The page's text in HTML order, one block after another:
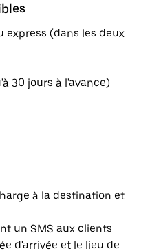
express (dans les deux
30 jours à l'avance)
à la destination et
un SMS aux clients
d'arrivée et le lieu de